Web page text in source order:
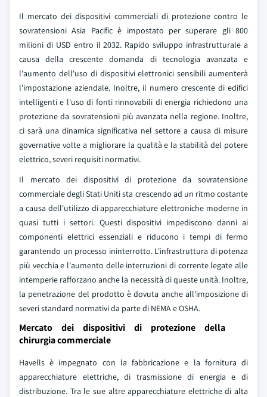
Il mercato dei dispositivi commerciali di protezione contro le
sovratensioni Asia Pacific è impostato per superare gli 800
milioni di USD entro il 2032. Rapido sviluppo infrastrutturale a
causa della crescente domanda di tecnologia avanzata e
l'aumento dell'uso di dispositivi elettronici sensibili aumenterà
l'impostazione aziendale. Inoltre, il numero crescente di edifici
intelligenti e l'uso di fonti rinnovabili di energia richiedono una
protezione da sovratensioni più avanzata nella regione. Inoltre,
ci sarà una dinamica significativa nel settore a causa di misure
governative volte a migliorare la qualità e la stabilità del potere
elettrico, severi requisiti normativi.
Il mercato dei dispositivi di protezione da sovratensione
commerciale degli Stati Uniti sta crescendo ad un ritmo costante
a causa dell'utilizzo di apparecchiature elettroniche moderne in
quasi tutti i settori. Questi dispositivi impediscono danni ai
componenti elettrici essenziali e riducono i tempi di fermo
garantendo un processo ininterrotto. L'infrastruttura di potenza
più vecchia e l'aumento delle interruzioni di corrente legate alle
intemperie rafforzano anche la necessità di queste unità. Inoltre,
la penetrazione del prodotto è dovuta anche all'imposizione di
severi standard normativi da parte di NEMA e OSHA.
Mercato dei dispositivi di protezione della
chirurgia commerciale
Havells è impegnato con la fabbricazione e la fornitura di
apparecchiature elettriche, di trasmissione di energia e di
distribuzione. Tra le sue altre apparecchiature elettriche di alta